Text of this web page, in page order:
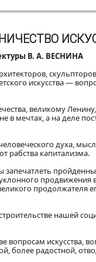
В. А. ВЕСНИНА
искусства —
великому
в мечтах, а на деле
духа,
рабства капитализма.
запечатлеть
продвижения
продолжателя
нашей
вопросам искусства,
более радостной,